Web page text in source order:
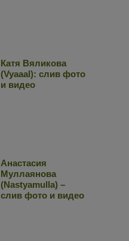
Катя Вяликова
(Vyaaal): слив фото
и видео
Анастасия
Муллаянова
(Nastyamulla) –
слив фото и видео